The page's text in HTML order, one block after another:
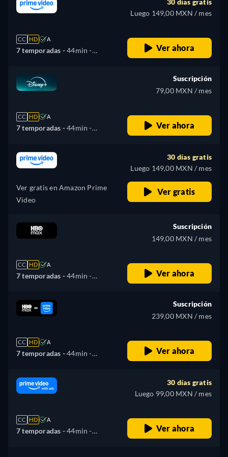
CC HD A
7 temporadas -44min -
Italiano, Polaco, Portugués
Luego 149,00 MXN / mes
Ver ahora
CC HD A
7 temporadas -44min -
Español (América Latina),
Francés, Italiano, Polaco,
Suscripción
79,00 MXN / mes
Ver ahora
Ver gratis en Amazon Prime
Video
30 días gratis
Luego 149,00 MXN / mes
Ver gratis
CC HD A
7 temporadas -44min -
Portugués
Suscripción
149,00 MXN / mes
Ver ahora
CC HD A
7 temporadas -44min -
Francés, Italiano, Polaco,
Portugués
Suscripción
239,00 MXN / mes
Ver ahora
CC HD A
7 temporadas -44min -
30 días gratis
Luego 99,00 MXN / mes
Ver ahora